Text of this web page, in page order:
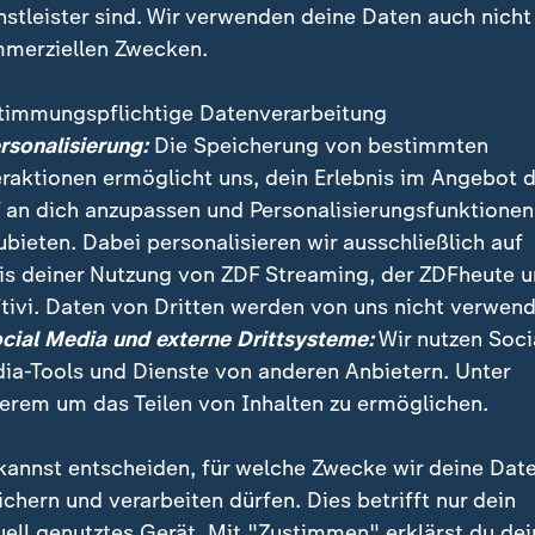
über größere Reserven von Flugbenzin, so ZDF-
Florian Neuhann. Der Preisanstieg lasse sich
sind. Wir verwenden deine Daten auch nicht
Zwecken.
Datenverarbeitung
Die Speicherung von bestimmten
ermöglicht uns, dein Erlebnis im Angebot
an dich anzupassen und Personalisierungsfunktionen
Dabei personalisieren wir ausschließlich auf
deiner Nutzung von ZDF Streaming, der ZDFheute
Daten von Dritten werden von uns nicht
Media und externe Drittsysteme:Wir nutzen
Tools und Dienste von anderen Anbietern. Unter
um das Teilen von Inhalten zu ermöglichen.
entscheiden, für welche Zwecke wir deine
und verarbeiten dürfen. Dies betrifft nur dein